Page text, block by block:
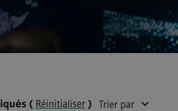
( Réinitialiser ) Trier par